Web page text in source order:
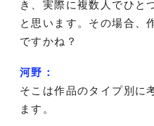
き、実際に複数人でひと
と思います。その場合、
ですかね？
河野：
そこは作品のタイプ別に
ます。